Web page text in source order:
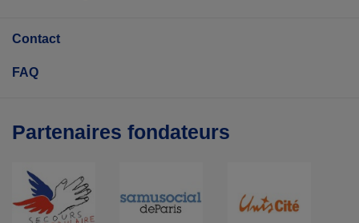
Contact
FAQ
Partenaires fondateurs